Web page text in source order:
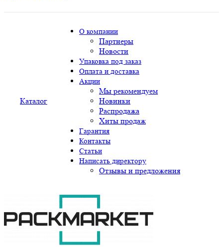
Каталог
О компании
Партнеры
Новости
Упаковка под заказ
Оплата и доставка
Акции
Мы рекомендуем
Новинки
Распродажа
Хиты продаж
Гарантия
Контакты
Статьи
Написать директору
Отзывы и предложения